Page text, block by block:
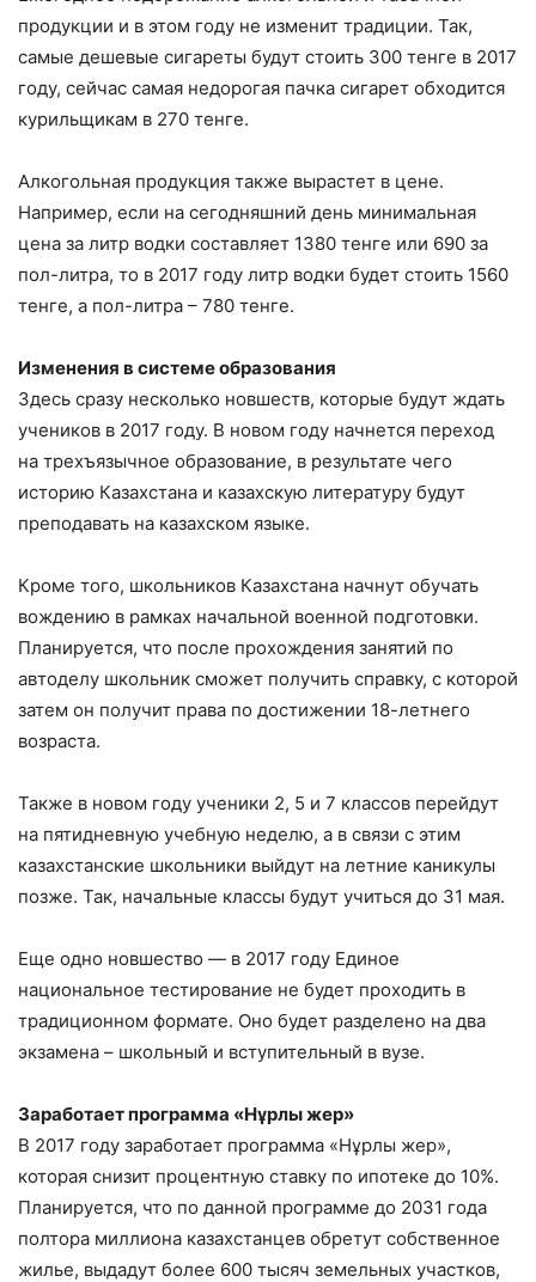
продукции и в этом году не изменит традиции. Так,
самые дешевые сигареты будут стоить 300 тенге в 2017
году, сейчас самая недорогая пачка сигарет обходится
курильщикам в 270 тенге.
Алкогольная продукция также вырастет в цене.
Например, если на сегодняшний день минимальная
цена за литр водки составляет 1380 тенге или 690 за
пол-литра, то в 2017 году литр водки будет стоить 1560
тенге, а пол-литра – 780 тенге.
Изменения в системе образования
Здесь сразу несколько новшеств, которые будут ждать
учеников в 2017 году. В новом году начнется переход
на трехъязычное образование, в результате чего
историю Казахстана и казахскую литературу будут
преподавать на казахском языке.
Кроме того, школьников Казахстана начнут обучать
вождению в рамках начальной военной подготовки.
Планируется, что после прохождения занятий по
автоделу школьник сможет получить справку, с которой
затем он получит права по достижении 18-летнего
возраста.
Также в новом году ученики 2, 5 и 7 классов перейдут
на пятидневную учебную неделю, а в связи с этим
казахстанские школьники выйдут на летние каникулы
позже. Так, начальные классы будут учиться до 31 мая.
Еще одно новшество — в 2017 году Единое
национальное тестирование не будет проходить в
традиционном формате. Оно будет разделено на два
экзамена – школьный и вступительный в вузе.
Заработает программа «Нұрлы жер»
В 2017 году заработает программа «Нұрлы жер»,
которая снизит процентную ставку по ипотеке до 10%.
Планируется, что по данной программе до 2031 года
полтора миллиона казахстанцев обретут собственное
жилье, выдадут более 600 тысяч земельных участков,